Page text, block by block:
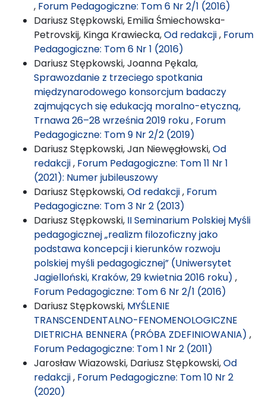
, Forum Pedagogiczne: Tom 6 Nr 2/1 (2016)
Dariusz Stępkowski, Emilia Śmiechowska-
Petrovskij, Kinga Krawiecka,Od redakcji, Forum
Pedagogiczne: Tom 6 Nr 1 (2016)
Dariusz Stępkowski, Joanna Pękala,
Sprawozdanie z trzeciego spotkania
międzynarodowego konsorcjum badaczy
zajmujących się edukacją moralno-etyczną,
Trnawa 26–28 września 2019 roku, Forum
Pedagogiczne: Tom 9 Nr 2/2 (2019)
Dariusz Stępkowski, Jan Niewęgłowski,Od
redakcji, Forum Pedagogiczne: Tom 11 Nr 1
(2021): Numer jubileuszowy
Dariusz Stępkowski,Od redakcji, Forum
Pedagogiczne: Tom 3 Nr 2 (2013)
Dariusz Stępkowski, II Seminarium Polskiej Myśli
pedagogicznej „realizm filozoficzny jako
podstawa koncepcji i kierunków rozwoju
polskiej myśli pedagogicznej” (Uniwersytet
Jagielloński, Kraków, 29 kwietnia 2016 roku) ,
Forum Pedagogiczne: Tom 6 Nr 2/1 (2016)
Dariusz Stępkowski, MYŚLENIE
TRANSCENDENTALNO-FENOMENOLOGICZNE
DIETRICHA BENNERA (PRÓBA ZDEFINIOWANIA) ,
Forum Pedagogiczne: Tom 1 Nr 2 (2011)
Jarosław Wiazowski, Dariusz Stępkowski,Od
redakcji, Forum Pedagogiczne: Tom 10 Nr 2
(2020)